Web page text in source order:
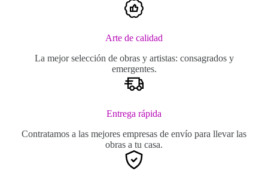
Arte de calidad
La mejor selección de obras y artistas: consagrados y
emergentes.
Entrega rápida
Contratamos a las mejores empresas de envío para llevar las
obras a tu casa.